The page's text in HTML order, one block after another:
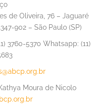
de Oliveira, 76 – Jaguaré
902 – São Paulo (SP)
3760-5370 Whatsapp: (11)
Moura de Nicolo